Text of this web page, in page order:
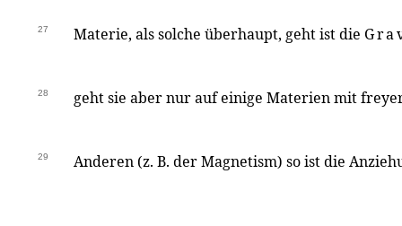
27 Materie, als solche überhaupt, geht ist die
28 geht sie aber nur auf einige Materien mit
29 Anderen (z. B. der Magnetism) so ist die